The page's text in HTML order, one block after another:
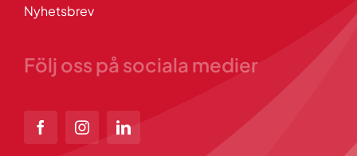
Nyhetsbrev
Följ oss på sociala medier